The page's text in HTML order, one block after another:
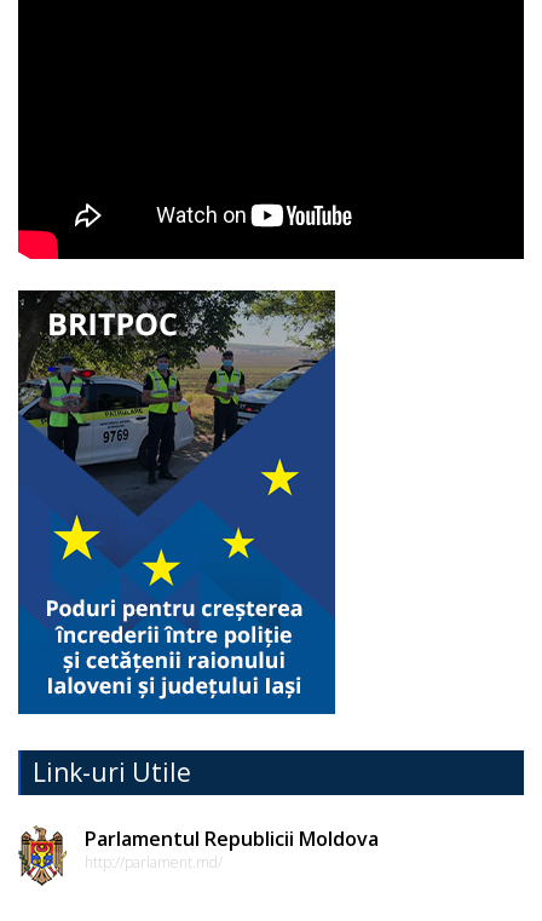
Link-uri Utile
Parlamentul Republicii Moldova
http://parlament.md/